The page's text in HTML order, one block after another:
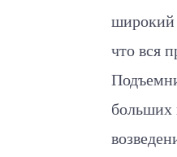
широкий
что вся
больших